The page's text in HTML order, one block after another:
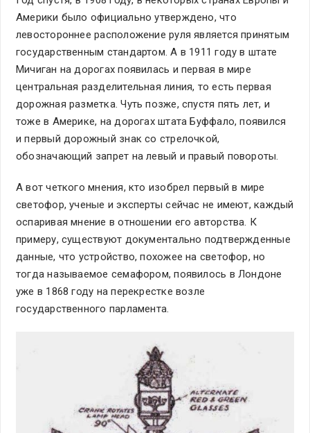
Америки было официально утверждено, что
левостороннее расположение руля является принятым
государственным стандартом. А в 1911 году в штате
Мичиган на дорогах появилась и первая в мире
центральная разделительная линия, то есть первая
дорожная разметка. Чуть позже, спустя пять лет, и
тоже в Америке, на дорогах штата Буффало, появился
и первый дорожный знак со стрелочкой,
обозначающий запрет на левый и правый повороты.
А вот четкого мнения, кто изобрел первый в мире
светофор, ученые и эксперты сейчас не имеют, каждый
оспаривая мнение в отношении его авторства. К
примеру, существуют документально подтвержденные
данные, что устройство, похожее на светофор, но
тогда называемое семафором, появилось в Лондоне
уже в 1868 году на перекрестке возле
государственного парламента.